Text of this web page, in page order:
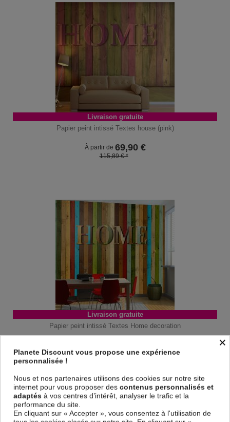
Livraison gratuite
Papier peint intissé Textes house (pink)
À partir de 69,90€
115,89 € *
Livraison gratuite
Papier peint intissé Textes Home decoration
115,89 € *
×
Planete Discount vous propose une expérience
personnalisée !
Nous et nos partenaires utilisons des cookies sur notre site
internet pour vous proposer des contenus personnalisés et
adaptés à vos centres d’intérêt, analyser le trafic et la
performance du site.
En cliquant sur « Accepter », vous consentez à l'utilisation de